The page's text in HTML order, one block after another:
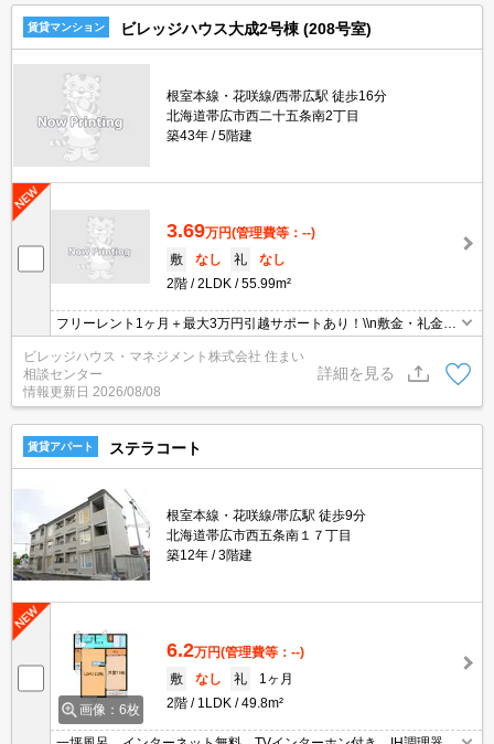
賃貸マンション ビレッジハウス大成2号棟 (208号室)
根室本線・花咲線/西帯広駅 徒歩16分
北海道帯広市西二十五条南2丁目
築43年
5階建
3.69万円(管理費等：--)
敷
なし 礼
なし
2階
2LDK 55.99m²
フリーレント1ヶ月＋最大3万円引越サポートあり！\\n敷金・礼金・
更新料・鍵交換手数料0円！※契約内容や審査の結果、敷金をお預
かりする場合がございます。
ビレッジハウス・マネジメント株式会社 住まい
相談センター
情報更新日 2026/08/08
詳細を見る
賃貸アパート ステラコート
根室本線・花咲線/帯広駅 徒歩9分
北海道帯広市西五条南１７丁目
築12年
3階建
画像：6枚
6.2万円(管理費等：--)
敷
なし 礼
1ヶ月
2階
1LDK 49.8m²